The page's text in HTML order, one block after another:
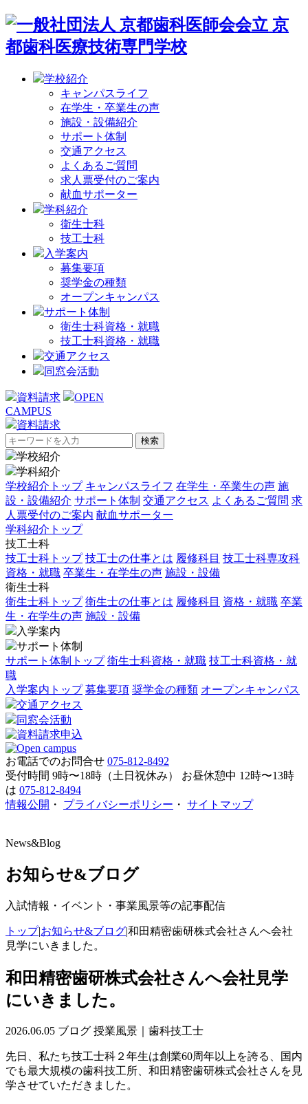
学校紹介
キャンパスライフ
在学生・卒業生の声
施設・設備紹介
サポート体制
交通アクセス
よくあるご質問
求人票受付のご案内
献血サポーター
学科紹介
衛生士科
技工士科
入学案内
募集要項
奨学金の種類
オープンキャンパス
サポート体制
衛生士科資格・就職
技工士科資格・就職
交通アクセス
同窓会活動
資料請求
OPEN
CAMPUS
資料請求
検
索:学校紹介
学科紹介
学校紹介トップ キャンパスライフ 在学生・卒業生の声 施
設・設備紹介 サポート体制 交通アクセス よくあるご質問 求
人票受付のご案内 献血サポーター
学科紹介トップ
技工士科
技工士科トップ 技工士の仕事とは 履修科目 技工士科専攻科
資格・就職 卒業生・在学生の声 施設・設備
衛生士科
衛生士科トップ 衛生士の仕事とは 履修科目 資格・就職 卒業
生・在学生の声 施設・設備
入学案内
サポート体制
サポート体制トップ 衛生士科資格・就職 技工士科資格・就
職
入学案内トップ 募集要項 奨学金の種類 オープンキャンパス
交通アクセス
同窓会活動
お電話でのお問合せ 075-812-8492
受付時間 9時〜18時（土日祝休み）
お昼休憩中 12時〜13時
は 075-812-8494
情報公開 ・ プライバシーポリシー ・ サイトマップ
News&Blog
お知らせ&ブログ
入試情報・イベント・事業風景等の記事配信
トップ|お知らせ&ブログ|和田精密歯研株式会社さんへ会社
見学にいきました。
和田精密歯研株式会社さんへ会社見学
にいきました。
2026.06.05 ブログ 授業風景｜歯科技工士
先日、私たち技工士科２年生は創業60周年以上を誇る、国内
でも最大規模の歯科技工所、和田精密歯研株式会社さんを見
学させていただきました。